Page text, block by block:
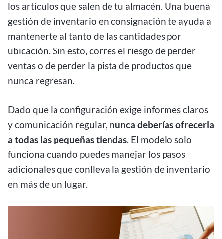
los artículos que salen de tu almacén. Una buena
gestión de inventario en consignación te ayuda a
mantenerte al tanto de las cantidades por
ubicación. Sin esto, corres el riesgo de perder
ventas o de perder la pista de productos que
nunca regresan.
Dado que la configuración exige informes claros
y comunicación regular, nunca deberías ofrecerla
a todas las pequeñas tiendas. El modelo solo
funciona cuando puedes manejar los pasos
adicionales que conlleva la gestión de inventario
en más de un lugar.